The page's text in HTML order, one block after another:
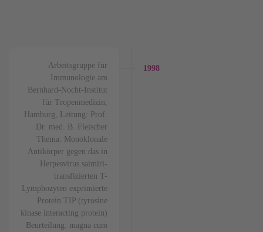
1998
Arbeitsgruppe für
Immunologie am
Bernhard-Nocht-Institut
für Tropenmedizin,
Hamburg, Leitung: Prof.
Dr. med. B. Fleischer
Thema: Monoklonale
Antikörper gegen das in
Herpesvirus saimiri-
transfizierten T-
Lymphozyten exprimierte
Protein TIP (tyrosine
kinase interacting protein)
Beurteilung: magna cum